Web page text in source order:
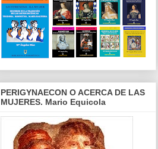
PERIGYNAECON O ACERCA DE LAS
MUJERES. Mario Equicola